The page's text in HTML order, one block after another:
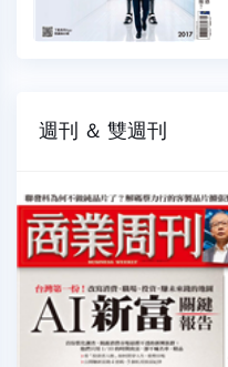
週刊 ＆ 雙週刊